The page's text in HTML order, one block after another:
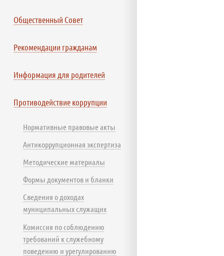
Общественный Совет
Рекомендации гражданам
Информация для родителей
Противодействие коррупции
Нормативные правовые акты
Антикоррупционная экспертиза
Методические материалы
Формы документов и бланки
Сведения о доходах
муниципальных служащих
Комиссия по соблюдению
требований к служебному
поведению и урегулированию